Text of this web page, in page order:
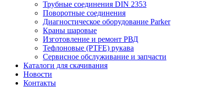
Трубные соединения DIN 2353
Поворотные соединения
Диагностическое оборудование Parker
Краны шаровые
Изготовление и ремонт РВД
Тефлоновые (PTFE) рукава
Сервисное обслуживание и запчасти
Каталоги для скачивания
Новости
Контакты